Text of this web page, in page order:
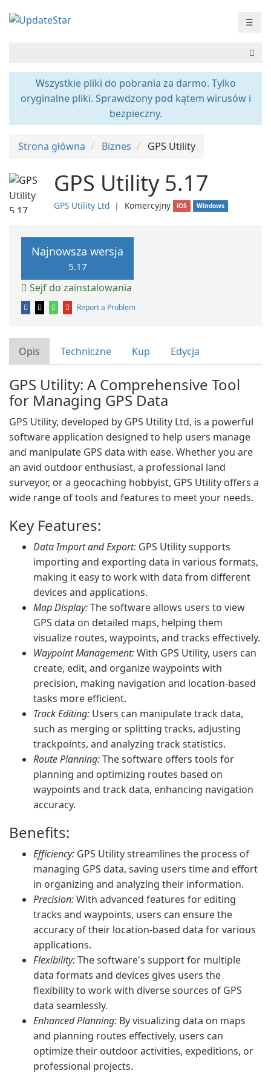
☰
Wszystkie pliki do pobrania za darmo. Tylko
oryginalne pliki. Sprawdzony pod kątem wirusów i
bezpieczny.
Strona główna Biznes GPS Utility
GPS Utility 5.17
GPS Utility Ltd ❘ Komercyjny iOS Windows
Najnowsza wersja
5.17
Sejf do zainstalowania
Report a Problem
Opis Techniczne Kup Edycja
GPS Utility: A Comprehensive Tool
for Managing GPS Data
GPS Utility, developed by GPS Utility Ltd, is a powerful
software application designed to help users manage
and manipulate GPS data with ease. Whether you are
an avid outdoor enthusiast, a professional land
surveyor, or a geocaching hobbyist, GPS Utility offers a
wide range of tools and features to meet your needs.
Key Features:
Data Import and Export: GPS Utility supports
importing and exporting data in various formats,
making it easy to work with data from different
devices and applications.
Map Display:The software allows users to view
GPS data on detailed maps, helping them
visualize routes, waypoints, and tracks effectively.
Waypoint Management:With GPS Utility, users can
create, edit, and organize waypoints with
precision, making navigation and location-based
tasks more efficient.
Track Editing: Users can manipulate track data,
such as merging or splitting tracks, adjusting
trackpoints, and analyzing track statistics.
Route Planning:The software offers tools for
planning and optimizing routes based on
waypoints and track data, enhancing navigation
accuracy.
Benefits:
Efficiency: GPS Utility streamlines the process of
managing GPS data, saving users time and effort
in organizing and analyzing their information.
Precision:With advanced features for editing
tracks and waypoints, users can ensure the
accuracy of their location-based data for various
applications.
Flexibility:The software's support for multiple
data formats and devices gives users the
flexibility to work with diverse sources of GPS
data seamlessly.
Enhanced Planning: By visualizing data on maps
and planning routes effectively, users can
optimize their outdoor activities, expeditions, or
professional projects.